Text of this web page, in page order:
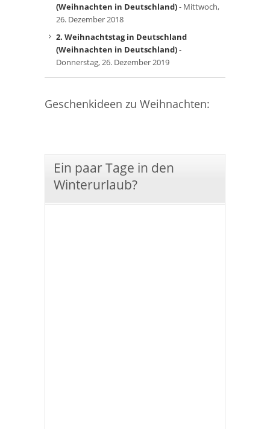
(Weihnachten in Deutschland)- Mittwoch,
26. Dezember 2018
2. Weihnachtstag in Deutschland
(Weihnachten in Deutschland)-
Donnerstag, 26. Dezember 2019
Geschenkideen zu Weihnachten:
Ein paar Tage in den
Winterurlaub?